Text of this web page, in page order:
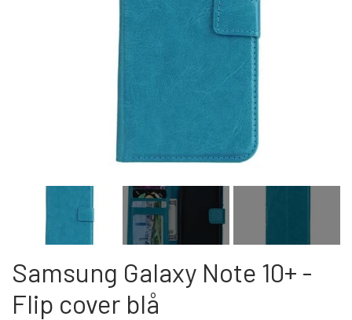
Samsung Galaxy Note 10+ -
Flip cover blå